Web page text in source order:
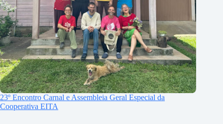
23º Encontro Carnal e Assembleia Geral Especial da
Cooperativa EITA